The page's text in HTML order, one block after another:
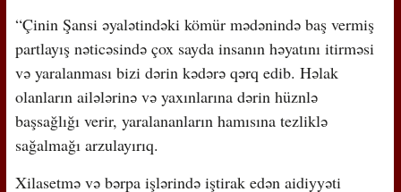
“Çinin Şansi əyalətindəki kömür mədənində baş vermiş
partlayış nəticəsində çox sayda insanın həyatını itirməsi
və yaralanması bizi dərin kədərə qərq edib. Həlak
olanların ailələrinə və yaxınlarına dərin hüznlə
başsağlığı verir, yaralananların hamısına tezliklə
sağalmağı arzulayırıq.
Xilasetmə və bərpa işlərində iştirak edən aidiyyəti